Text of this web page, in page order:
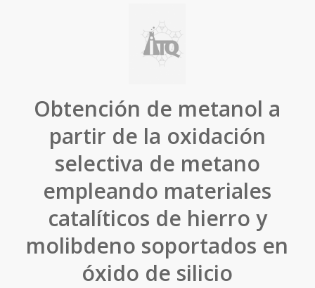
Obtención de metanol a
partir de la oxidación
selectiva de metano
empleando materiales
catalíticos de hierro y
molibdeno soportados en
óxido de silicio